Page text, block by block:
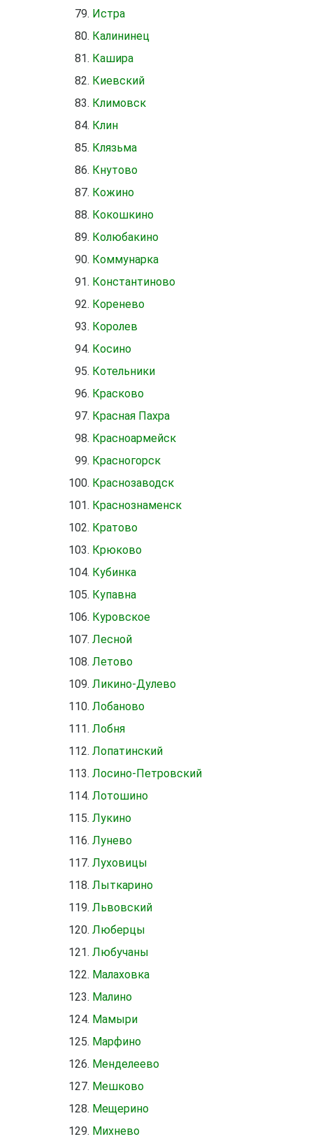
Истра
Калининец
Кашира
Киевский
Климовск
Клин
Клязьма
Кнутово
Кожино
Кокошкино
Колюбакино
Коммунарка
Константиново
Коренево
Королев
Косино
Котельники
Красково
Красная Пахра
Красноармейск
Красногорск
Краснозаводск
Краснознаменск
Кратово
Крюково
Кубинка
Купавна
Куровское
Лесной
Летово
Ликино-Дулево
Лобаново
Лобня
Лопатинский
Лосино-Петровский
Лотошино
Лукино
Лунево
Луховицы
Лыткарино
Львовский
Люберцы
Любучаны
Малаховка
Малино
Мамыри
Марфино
Менделеево
Мешково
Мещерино
Михнево